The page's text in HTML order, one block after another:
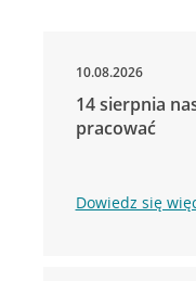
10.08.2026
14 sierpnia
pracować
Dowiedz się